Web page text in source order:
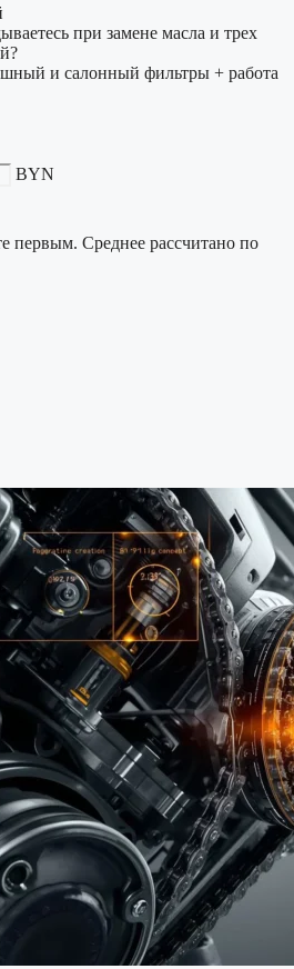
при замене масла и трех
и салонный фильтры + работа
BYN
первым. Среднее рассчитано по